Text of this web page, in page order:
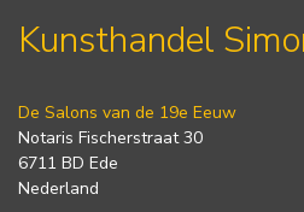
Kunsthandel
De Salons van de 19e Eeuw
Notaris Fischerstraat 30
6711 BD Ede
Nederland